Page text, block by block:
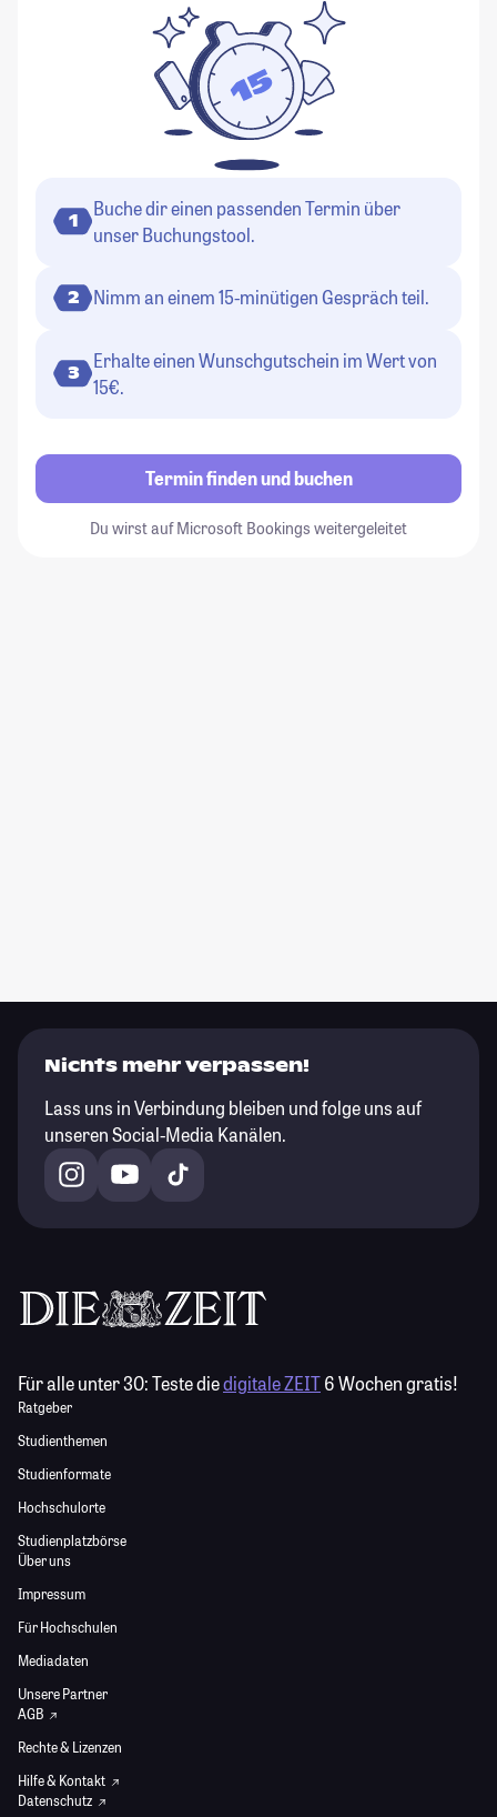
1
Buche dir einen passenden Termin über
unser Buchungstool.
2 Nimm an einem 15-minütigen Gespräch teil.
3
Erhalte einen Wunschgutschein im Wert von
15€.
Termin finden und buchen
Du wirst auf Microsoft Bookings weitergeleitet
Nichts mehr verpassen!
Lass uns in Verbindung bleiben und folge uns auf
unseren Social-Media Kanälen.
Für alle unter 30:Teste diedigitale ZEIT6 Wochen gratis!
Ratgeber
Studienthemen
Studienformate
Hochschulorte
Studienplatzbörse
Über uns
Impressum
Für Hochschulen
Mediadaten
Unsere Partner
AGB
Rechte & Lizenzen
Hilfe & Kontakt
Datenschutz